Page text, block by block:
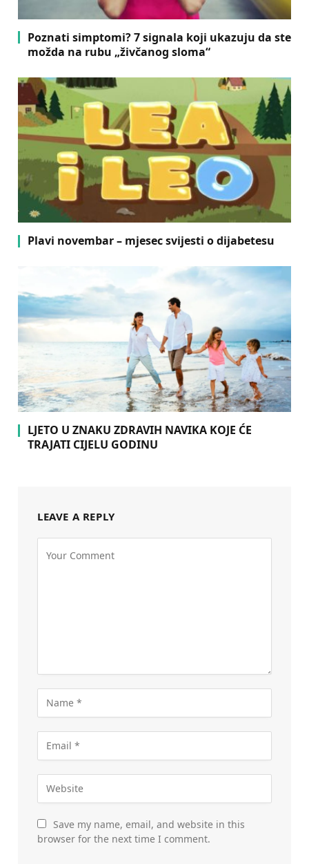
Poznati simptomi? 7 signala koji ukazuju da ste
možda na rubu „živčanog sloma“
Plavi novembar – mjesec svijesti o dijabetesu
LJETO U ZNAKU ZDRAVIH NAVIKA KOJE ĆE
TRAJATI CIJELU GODINU
LEAVE A REPLY
Save my name, email, and website in this
browser for the next time I comment.